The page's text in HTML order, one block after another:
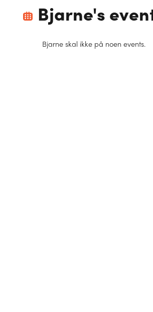
Bjarne's
Bjarneskal ikke på noen events.